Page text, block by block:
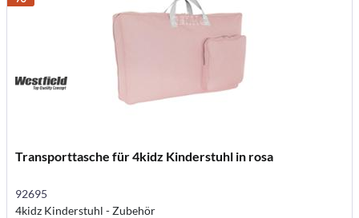
Transporttasche für 4kidz Kinderstuhl in rosa
92695
4kidz Kinderstuhl - Zubehör